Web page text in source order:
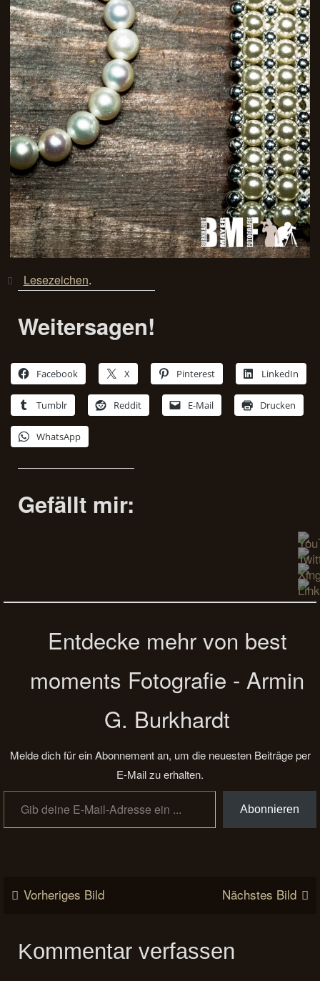
Lesezeichen.
Weitersagen!
Facebook X Pinterest LinkedIn
Tumblr Reddit E-Mail Drucken
WhatsApp
Gefällt mir:
Entdecke mehr von best
moments Fotografie - Armin
G. Burkhardt
Melde dich für ein Abonnement an, um die neuesten Beiträge per
E-Mail zu erhalten.
Gib deine E-Mail-Adresse ein ...
Abonnieren
Vorheriges Bild Nächstes Bild
Kommentar verfassen